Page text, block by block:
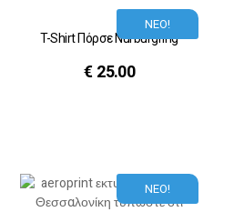
ΝΕΟ!
T-Shirt Πόρσε Nurburgring
€ 25.00
ΝΕΟ!